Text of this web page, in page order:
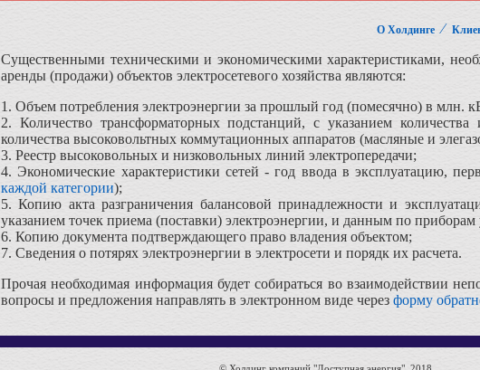
О Холдинге ⁄
Существенными техническими и экономическими характеристиками,
аренды (продажи) объектов электросетевого хозяйства являются:
1. Объем потребления электроэнергии за прошлый год (помесячно) в млн.
2. Количество трансформаторных подстанций, с указанием
количества высоковольтных коммутационных аппаратов (масляные и
3. Реестр высоковольных и низковольных линий электропередачи;
4. Экономические характеристики сетей - год ввода в эксплуатацию,
каждой категории);
5. Копию акта разграничения балансовой принадлежности и
указанием точек приема (поставки) электроэнергии, и данным по приборам
6. Копию документа подтверждающего право владения объектом;
7. Сведения о потярях электроэнергии в электросети и порядк их расчета.
Прочая необходимая информация будет собираться во взаимодействии
вопросы и предложения направлять в электронном виде через форму